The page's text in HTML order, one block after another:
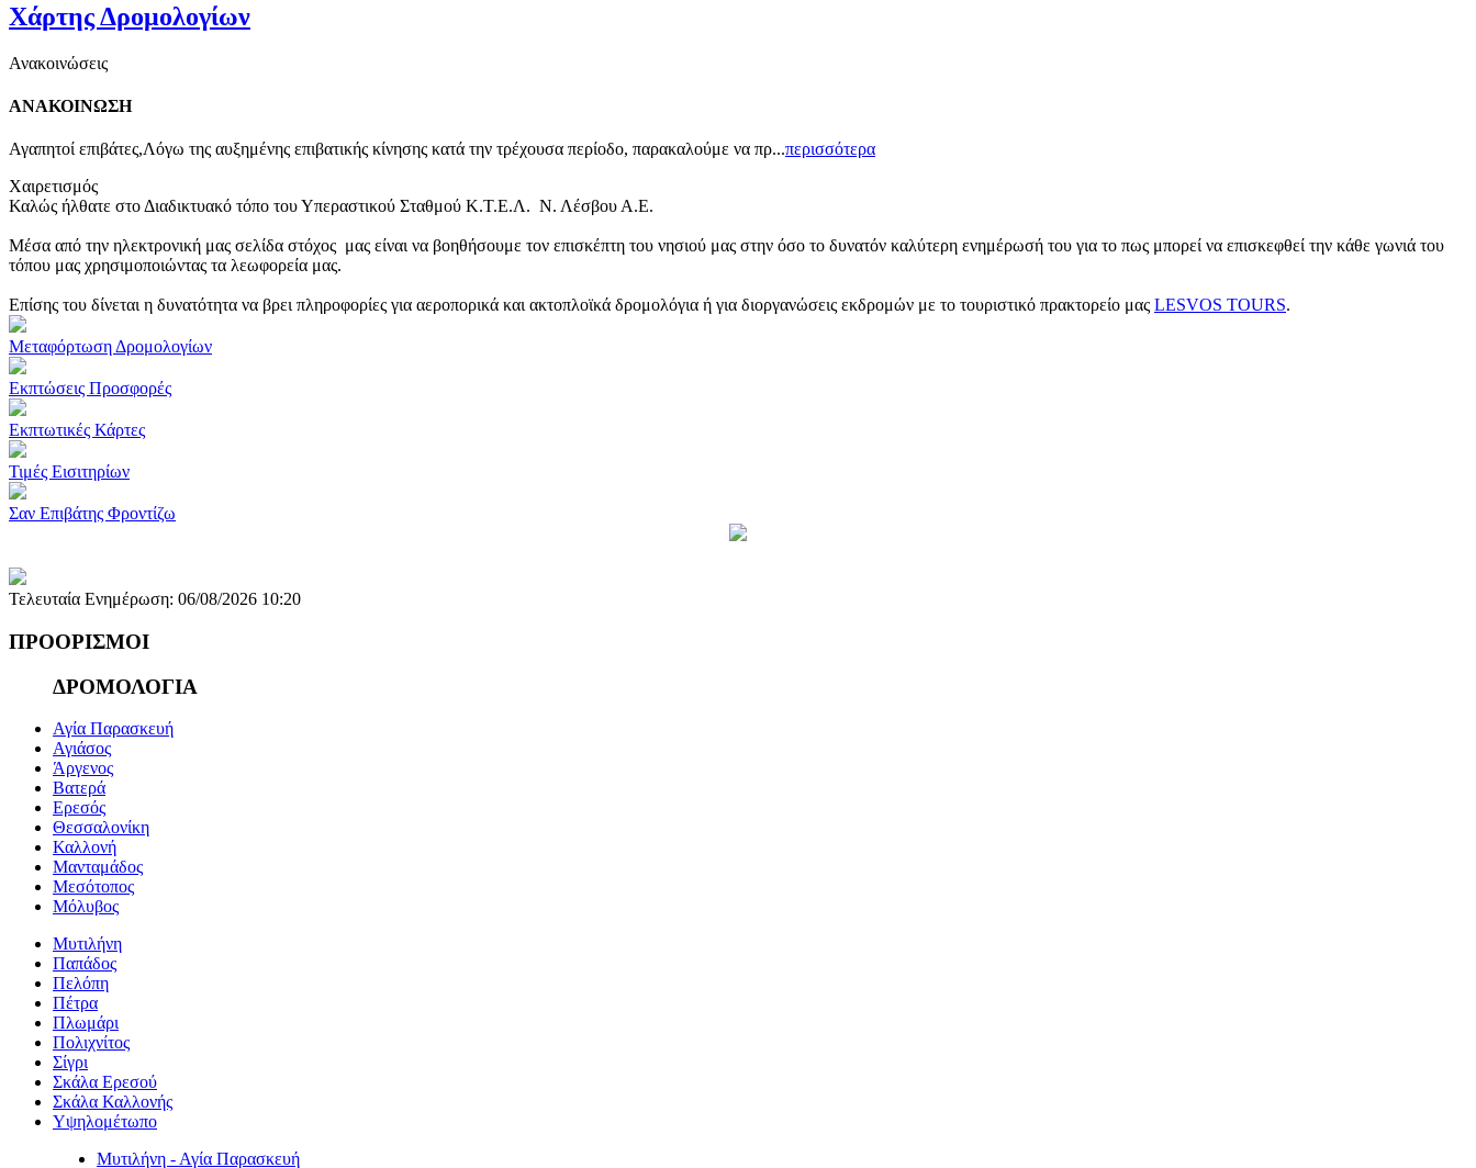
Χάρτης Δρομολογίων
Ανακοινώσεις
ΑΝΑΚΟΙΝΩΣΗ
Αγαπητοί επιβάτες,Λόγω της αυξημένης επιβατικής κίνησης κατά την τρέχουσα περίοδο, παρακαλούμε να πρ...περισσότερα
Χαιρετισμός
Καλώς ήλθατε στο Διαδικτυακό τόπο του Υπεραστικού Σταθμού Κ.Τ.Ε.Λ. Ν. Λέσβου Α.Ε.
Μέσα από την ηλεκτρονική μας σελίδα στόχος μας είναι να βοηθήσουμε τον επισκέπτη του νησιού μας στην όσο το δυνατόν καλύτερη ενημέρωσή του για το πως μπορεί να επισκεφθεί την κάθε γωνιά του
τόπου μας χρησιμοποιώντας τα λεωφορεία μας.
Επίσης του δίνεται η δυνατότητα να βρει πληροφορίες για αεροπορικά και ακτοπλοϊκά δρομολόγια ή για διοργανώσεις εκδρομών με το τουριστικό πρακτορείο μας LESVOS TOURS.
Μεταφόρτωση Δρομολογίων
Εκπτώσεις Προσφορές
Εκπτωτικές Κάρτες
Τιμές Εισιτηρίων
Σαν Επιβάτης Φροντίζω
Τελευταία Ενημέρωση: 06/08/2026 10:20
ΠΡΟΟΡΙΣΜΟΙ
ΔΡΟΜΟΛΟΓΙΑ
Αγία Παρασκευή
Αγιάσος
Άργενος
Βατερά
Ερεσός
Θεσσαλονίκη
Καλλονή
Μανταμάδος
Μεσότοπος
Μόλυβος
Μυτιλήνη
Παπάδος
Πελόπη
Πέτρα
Πλωμάρι
Πολιχνίτος
Σίγρι
Σκάλα Ερεσού
Σκάλα Καλλονής
Υψηλομέτωπο
Μυτιλήνη - Αγία Παρασκευή